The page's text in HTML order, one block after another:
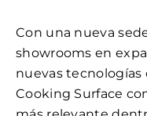
Con una nueva
showrooms en
nuevas tecnologías
Cooking Surface